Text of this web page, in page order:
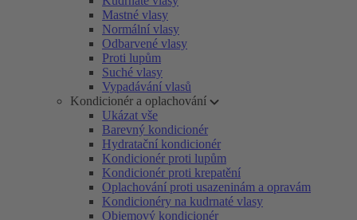
Mastné vlasy
Normální vlasy
Odbarvené vlasy
Proti lupům
Suché vlasy
Vypadávání vlasů
Kondicionér a oplachování
Ukázat vše
Barevný kondicionér
Hydratační kondicionér
Kondicionér proti lupům
Kondicionér proti krepatění
Oplachování proti usazeninám a opravám
Kondicionéry na kudrnaté vlasy
Objemový kondicionér